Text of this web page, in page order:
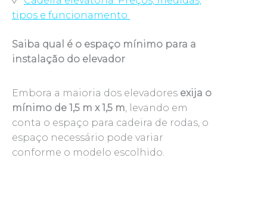
tipos e funcionamento
Saiba qual é o espaço mínimo para a
instalação do elevador
Embora a maioria dos elevadores exija o
mínimo de 1,5 m x 1,5 m, levando em
conta o espaço para cadeira de rodas, o
espaço necessário pode variar
conforme o modelo escolhido.